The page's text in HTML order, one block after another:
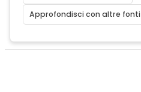
Approfondisci con altre fonti